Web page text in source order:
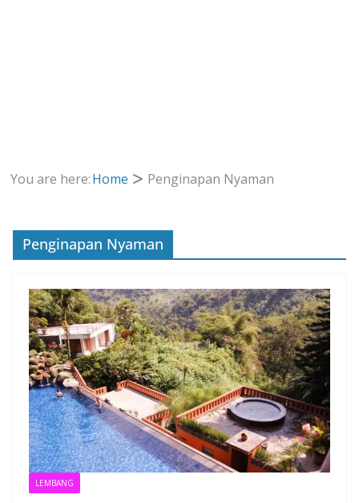
You are here:Home Penginapan Nyaman
Penginapan Nyaman
LEMBANG